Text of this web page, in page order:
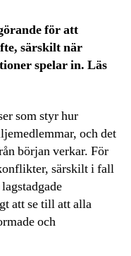
för att
särskilt när
spelar in. Läs
som styr hur
och det
början verkar. För
särskilt i fall
att se till att alla
och